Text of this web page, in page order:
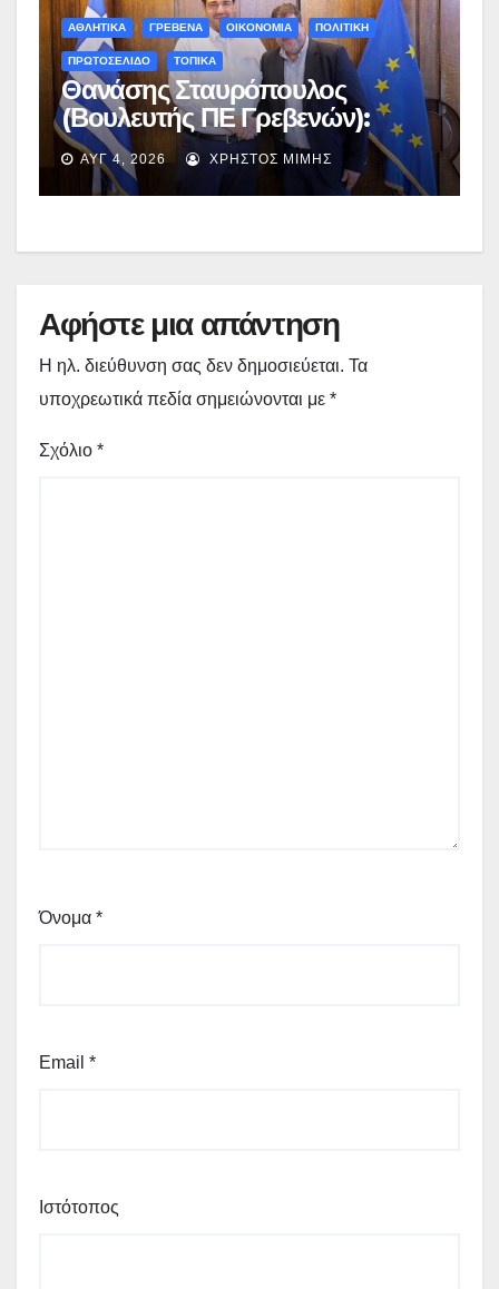
ΑΘΛΗΤΙΚΑ ΓΡΕΒΕΝΑ ΟΙΚΟΝΟΜΙΑ ΠΟΛΙΤΙΚΗ
ΠΡΩΤΟΣΕΛΙΔΟ ΤΟΠΙΚΑ
Θανάσης Σταυρόπουλος
(Βουλευτής ΠΕ Γρεβενών):
Έκτακτη χρηματοδότηση
400.000€ για επιπλέον
εργασίες στο Δημοτικό Στάδιο
ΑΥΓ 4, 2026 ΧΡΉΣΤΟΣ ΜΊΜΗΣ
Αφήστε μια απάντηση
Η ηλ. διεύθυνση σας δεν δημοσιεύεται. Τα
υποχρεωτικά πεδία σημειώνονται με *
Σχόλιο *
Όνομα *
Email *
Ιστότοπος